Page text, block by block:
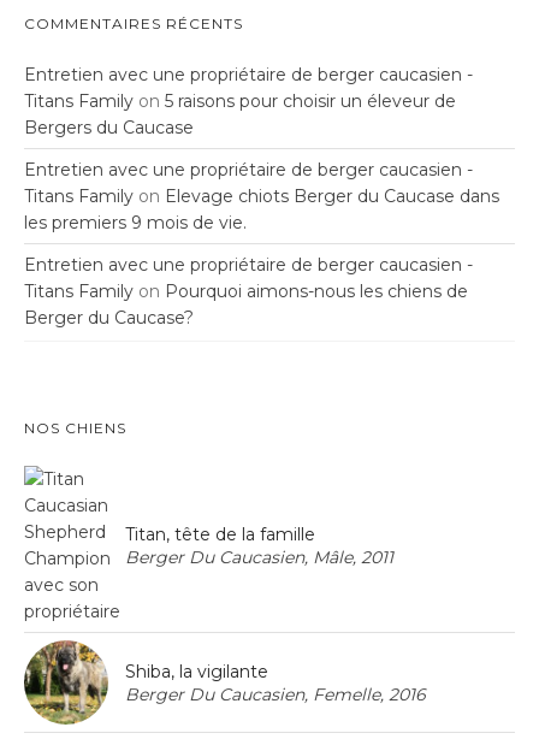
COMMENTAIRES RÉCENTS
Entretien avec une propriétaire de berger caucasien -
Titans Family on 5 raisons pour choisir un éleveur de
Bergers du Caucase
Entretien avec une propriétaire de berger caucasien -
Titans Family on Elevage chiots Berger du Caucase dans
les premiers 9 mois de vie.
Entretien avec une propriétaire de berger caucasien -
Titans Family on Pourquoi aimons-nous les chiens de
Berger du Caucase?
NOS CHIENS
Titan, tête de la famille
Berger Du Caucasien, Mâle, 2011
Shiba, la vigilante
Berger Du Caucasien, Femelle, 2016